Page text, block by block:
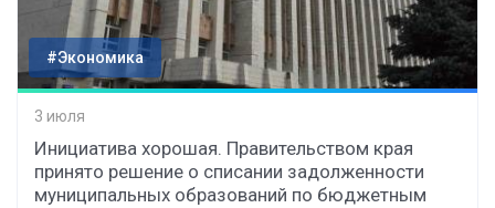
#Экономика
3 июля
Инициатива хорошая. Правительством края
принято решение о списании задолженности
муниципальных образований по бюджетным